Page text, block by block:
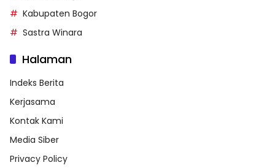
Kabupaten Bogor
Sastra Winara
Halaman
Indeks Berita
Kerjasama
Kontak Kami
Media Siber
Privacy Policy